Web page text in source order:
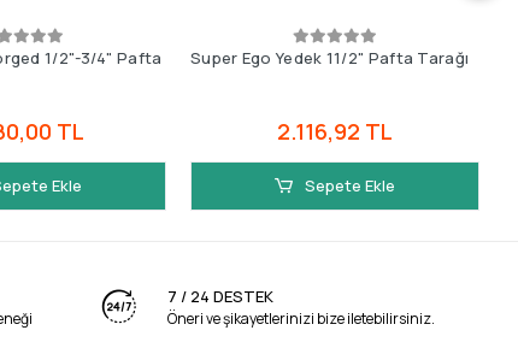
1/2"-3/4" Pafta
TL
Ekle
Super Ego Yedek 11/2" Pafta Tarağı
2.116,92 TL
Sepete Ekle
7 / 24 DESTEK
Öneri ve şikayetlerinizi bize iletebilirsiniz.